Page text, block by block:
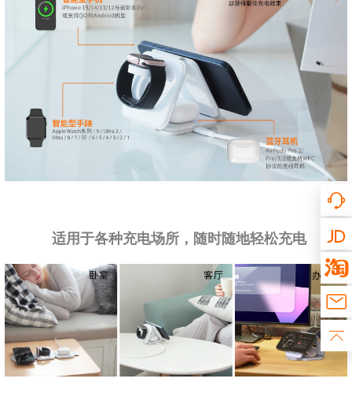
适用于各种充电场所，随时随地轻松充电